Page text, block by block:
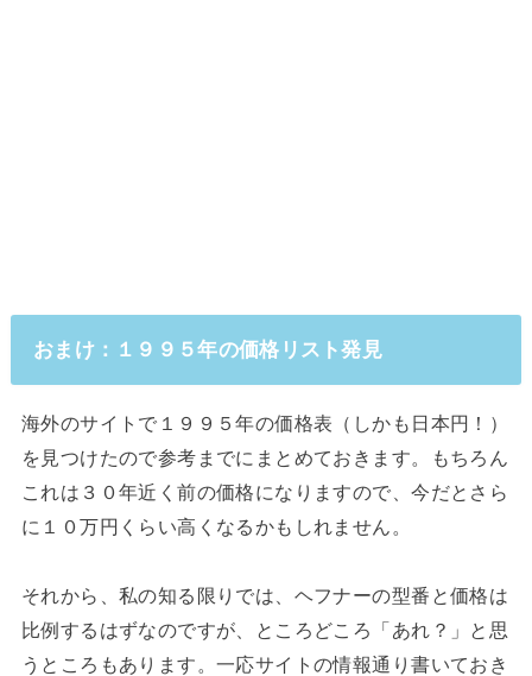
おまけ：１９９５年の価格リスト発見
海外のサイトで１９９５年の価格表（しかも日本円！）
を見つけたので参考までにまとめておきます。もちろん
これは３０年近く前の価格になりますので、今だとさら
に１０万円くらい高くなるかもしれません。
それから、私の知る限りでは、ヘフナーの型番と価格は
比例するはずなのですが、ところどころ「あれ？」と思
うところもあります。一応サイトの情報通り書いておき